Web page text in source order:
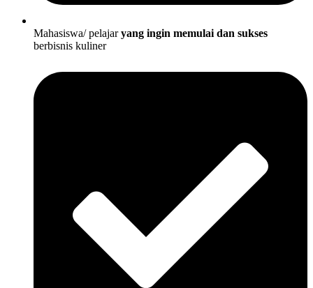
Mahasiswa/ pelajaryang ingin memulai dan sukses
berbisnis kuliner